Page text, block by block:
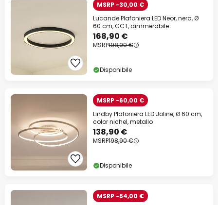
MSRP -30,00 €
Lucande Plafoniera LED Neor, nera, Ø
60 cm, CCT, dimmerabile
168,90 €
MSRP198,90 €
Disponibile
MSRP -60,00 €
Lindby Plafoniera LED Joline, Ø 60 cm,
color nichel, metallo
138,90 €
MSRP198,90 €
Disponibile
MSRP -54,00 €